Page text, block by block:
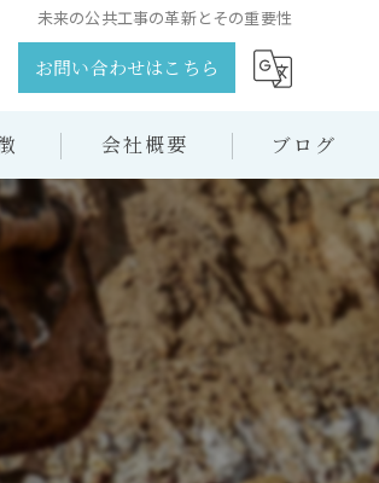
未来の公共工事の革新とその重要性
お問い合わせはこちら
会社概要 ブログ
コラム